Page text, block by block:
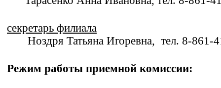
секретарь филиала
Ноздря Татьяна Игоревна, тел. 8-861-
Режим работы приемной комиссии: